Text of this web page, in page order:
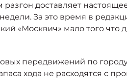
доставляет
За это время в
«Москвич» мало того что
передвижений по
хода не расходятся с